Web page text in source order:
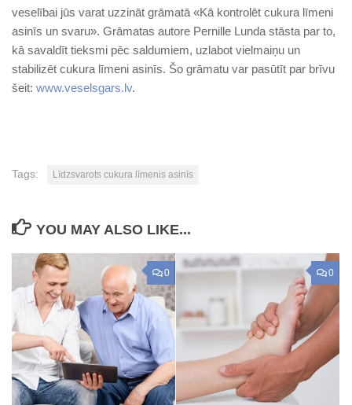
veselībai jūs varat uzzināt grāmatā «Kā kontrolēt cukura līmeni
asinīs un svaru». Grāmatas autore Pernille Lunda stāsta par to,
kā savaldīt tieksmi pēc saldumiem, uzlabot vielmaiņu un
stabilizēt cukura līmeni asinīs. Šo grāmatu var pasūtīt par brīvu
šeit: www.veselsgars.lv.
Tags: Līdzsvarots cukura līmenis asinīs
YOU MAY ALSO LIKE...
0 0